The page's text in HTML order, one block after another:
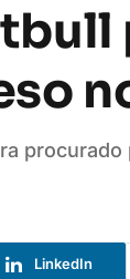
LinkedIn